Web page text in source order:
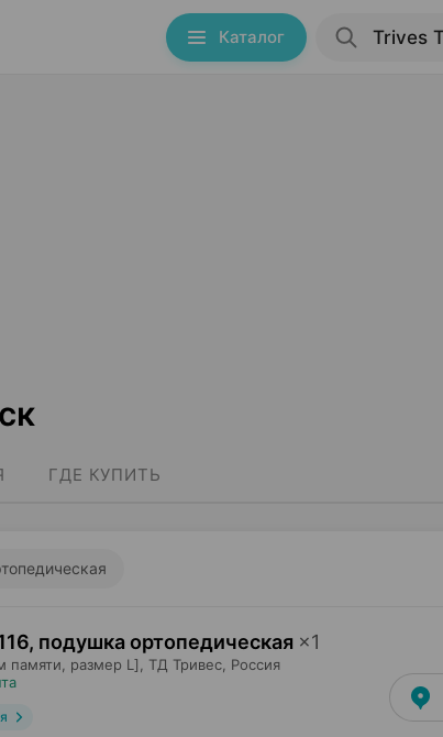
Каталог
ГДЕ КУПИТЬ
подушка ортопедическая ×1
памяти, размер L], ТД Тривес , Россия